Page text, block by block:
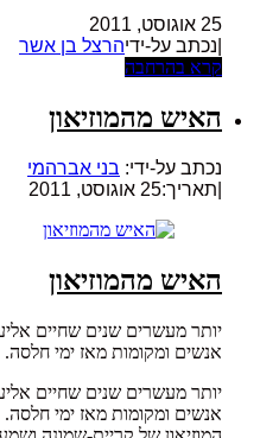
25 אוגוסט, 2011
|נכתב על-ידיהרצל בן אשר
קרא בהרחבה
האיש מהמוזיאון
נכתב על-ידי: בני אברהמי
תאריך:25 אוגוסט, 2011
האיש מהמוזיאון
יותר מעשרים שנים שחיים
אנשים ומקומות מאז ימי
יותר מעשרים שנים שחיים
אנשים ומקומות מאז ימי